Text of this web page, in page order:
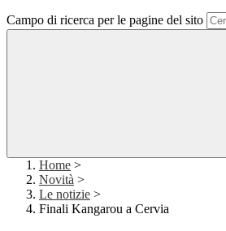
Campo di ricerca per le pagine del sito
Home >
Novità >
Le notizie >
Finali Kangarou a Cervia